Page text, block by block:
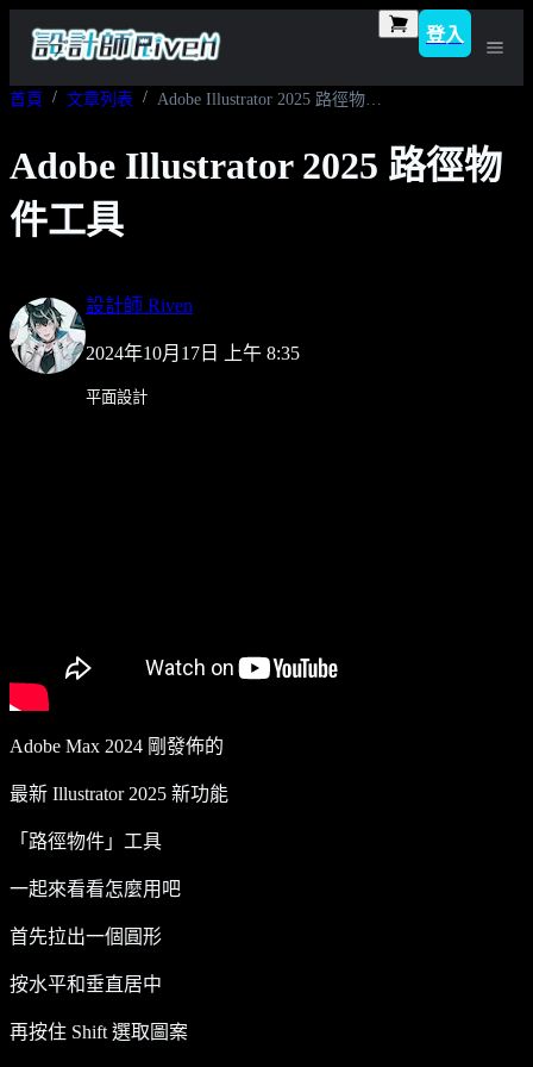
登入
首頁 文章列表 Adobe Illustrator 2025 路徑物件工具
Adobe Illustrator 2025 路徑物
件工具
設計師 Riven
2024年10月17日 上午 8:35
平面設計
Adobe Max 2024 剛發佈的
最新 Illustrator 2025 新功能
「路徑物件」工具
一起來看看怎麼用吧
首先拉出一個圓形
按水平和垂直居中
再按住 Shift 選取圖案